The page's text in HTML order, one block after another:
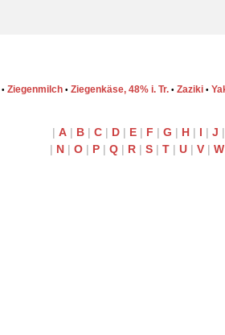
• Ziegenmilch • Ziegenkäse, 48% i. Tr. • Zaziki •
| A | B | C | D | E | F | G | H | I | J |
| N | O | P | Q | R | S | T | U | V | W